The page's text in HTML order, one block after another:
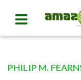
PHILIP M.